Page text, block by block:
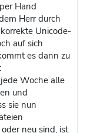
Hand
Herr durch
Unicode-
auf sich
es dann zu
Woche alle
und
sie nun
neu sind, ist